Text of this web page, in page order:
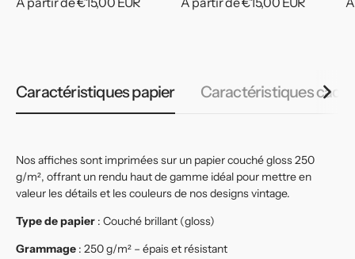
Caractéristiques papier Caractéristiques cadre
Nos affiches sont imprimées sur un papier couché gloss 250
g/m², offrant un rendu haut de gamme idéal pour mettre en
valeur les détails et les couleurs de nos designs vintage.
Type de papier : Couché brillant (gloss)
Grammage : 250 g/m² – épais et résistant